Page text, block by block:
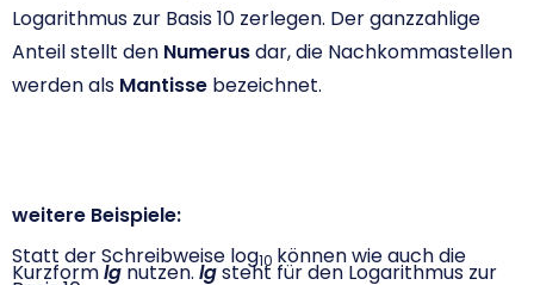
Logarithmus zur Basis 10 zerlegen. Der ganzzahlige
Anteil stellt den Numerusdar, die Nachkommastellen
werden als Mantisse bezeichnet.
weitere Beispiele:
Statt der Schreibweise log10 können wie auch die
Kurzformlg nutzen. lgsteht für den Logarithmus zur